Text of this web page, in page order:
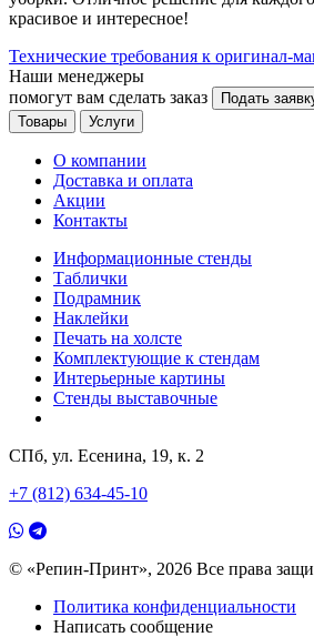
красивое и интересное!
Технические требования к оригинал-
Наши менеджеры
помогут вам сделать заказ
Подать
Товары
Услуги
О компании
Доставка и оплата
Акции
Контакты
Информационные стенды
Таблички
Подрамник
Наклейки
Печать на холсте
Комплектующие к стендам
Интерьерные картины
Стенды выставочные
СПб, ул. Есенина, 19, к. 2
+7 (812) 634-45-10
© «Репин-Принт», 2026 Все права
Политика конфиденциальности
Написать сообщение